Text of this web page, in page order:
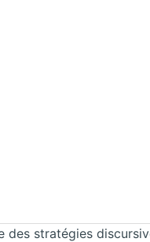
stratégies